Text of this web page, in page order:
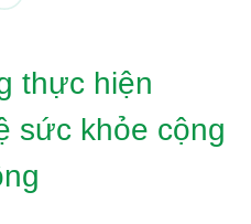
thực hiện
sức khỏe cộng